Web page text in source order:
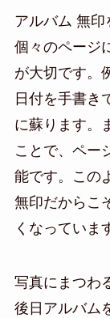
アルバム 無印
個々のページ
が大切です。
日付を手書き
に蘇ります。
ことで、ペー
能です。この
無印だからこ
くなっていま
写真にまつわ
後日アルバム